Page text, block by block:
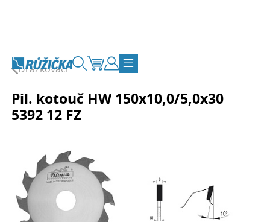
Vyhledávání
KošíkZákaznický účet
Přepnout navigaci
Drážkovací
Pil. kotouč HW 150x10,0/5,0x30
5392 12 FZ